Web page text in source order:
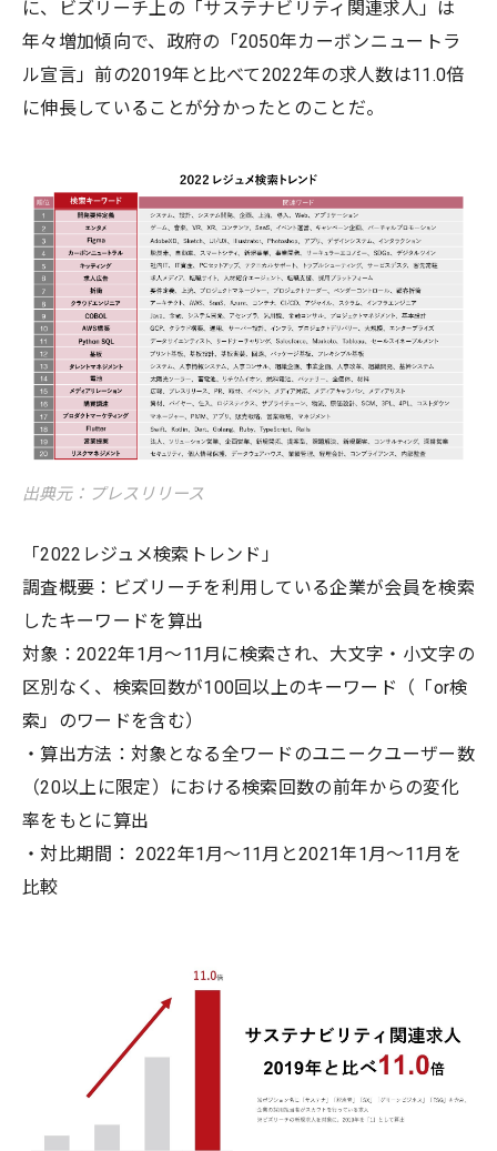
に、ビズリーチ上の「サステナビリティ関連求人」は
年々増加傾向で、政府の「2050年カーボンニュートラ
ル宣言」前の2019年と比べて2022年の求人数は11.0倍
に伸長していることが分かったとのことだ。
出典元：プレスリリース
「2022レジュメ検索トレンド」
調査概要：ビズリーチを利用している企業が会員を検索
したキーワードを算出
対象：2022年1月～11月に検索され、大文字・小文字の
区別なく、検索回数が100回以上のキーワード（「or検
索」のワードを含む）
・算出方法：対象となる全ワードのユニークユーザー数
（20以上に限定）における検索回数の前年からの変化
率をもとに算出
・対比期間： 2022年1月～11月と2021年1月～11月を
比較